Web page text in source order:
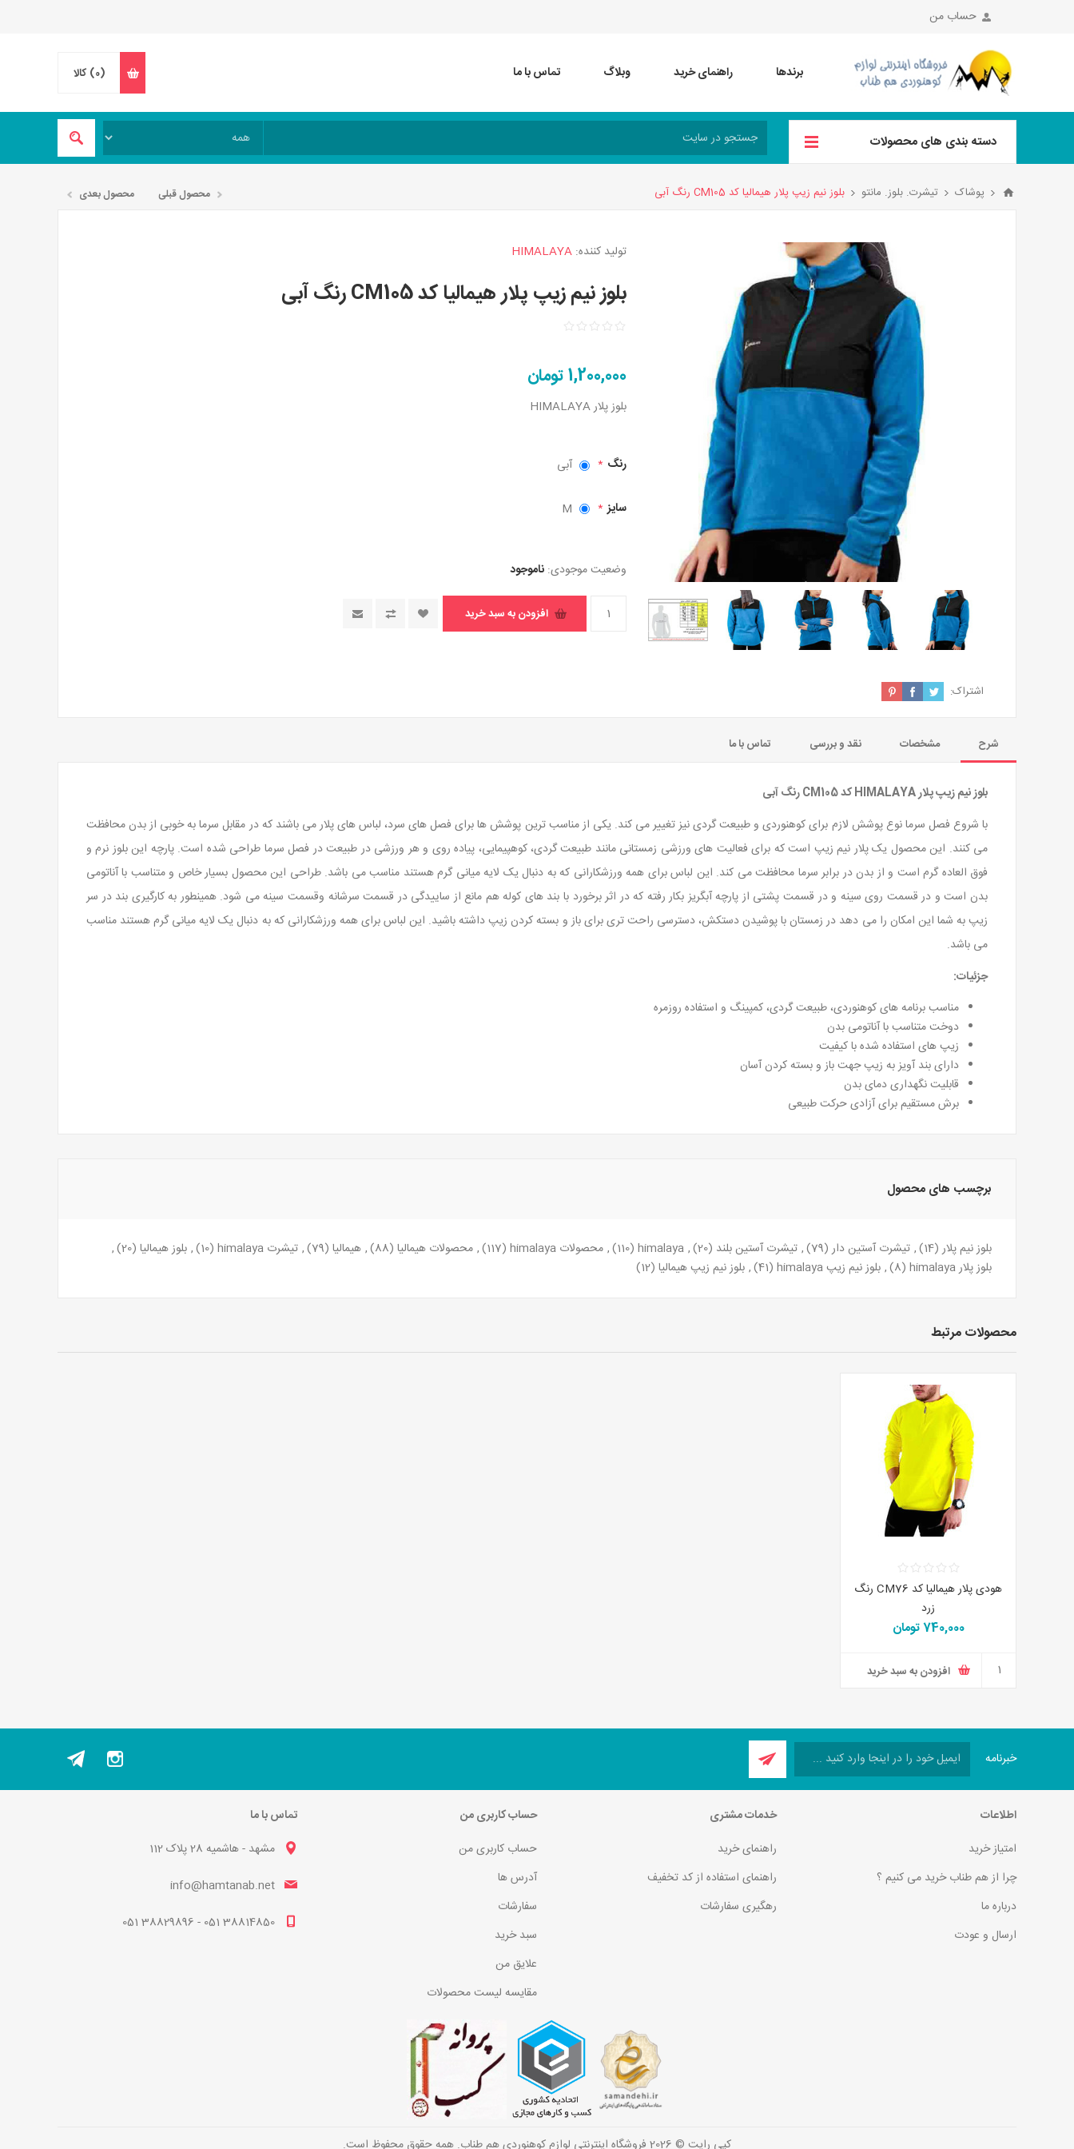
حساب من
برندها راهنمای خرید وبلاگ تماس با ما (0) کالا
دسته بندی های محصولات
پوشاک تیشرت. بلوز. مانتو بلوز نیم زیپ پلار هیمالیا کد CM105 رنگ آبی محصول قبلی محصول بعدی
تولید کننده: HIMALAYA
بلوز نیم زیپ پلار هیمالیا کد CM105 رنگ آبی
1,200,000 تومان
بلوز پلار HIMALAYA
رنگ * آبی
سایز *
M
وضعیت موجودی: ناموجود
اشتراک:
شرح مشخصات نقد و بررسی تماس با ما
بلوز نیم زیپ پلار HIMALAYA کد CM105 رنگ آبی
با شروع فصل سرما نوع پوشش لازم برای کوهنوردی و طبیعت گردی نیز تغییر می کند. یکی از مناسب ترین پوشش ها برای فصل های سرد، لباس های پلار می باشند که در مقابل سرما به خوبی از بدن محافظت
می کنند. این محصول یک پلار نیم زیپ است که برای فعالیت های ورزشی زمستانی مانند طبیعت گردی، کوهپیمایی، پیاده روی و هر ورزشی در طبیعت در فصل سرما طراحی شده است. پارچه این بلوز نرم و
فوق العاده گرم است و از بدن در برابر سرما محافظت می کند. این لباس برای همه ورزشکارانی که به دنبال یک لایه میانی گرم هستند مناسب می باشد. طراحی این محصول بسیار خاص و متناسب با آناتومی
بدن است و در قسمت روی سینه و در قسمت پشتی از پارچه آبگریز بکار رفته که در اثر برخورد با بند های کوله هم مانع از ساییدگی در قسمت سرشانه وقسمت سینه می شود. همینطور به کارگیری بند در سر
زیپ به شما این امکان را می دهد در زمستان با پوشیدن دستکش، دسترسی راحت تری برای باز و بسته کردن زیپ داشته باشید. این لباس برای همه ورزشکارانی که به دنبال یک لایه میانی گرم هستند مناسب
می باشد.
جزئیات:
مناسب برنامه های کوهنوردی، طبیعت گردی، کمپینگ و استفاده روزمره
دوخت متناسب با آناتومی بدن
زیپ های استفاده شده با کیفیت
دارای بند آویز به زیپ جهت باز و بسته کردن آسان
قابلیت نگهداری دمای بدن
برش مستقیم برای آزادی حرکت طبیعی
برچسب های محصول
بلوز نیم پلار (14)
, تیشرت آستین دار (79)
, تیشرت آستین بلند (20)
,
himalaya
(110)
, محصولات himalaya (117)
, محصولات هیمالیا (88)
, هیمالیا (79)
, تیشرت himalaya (10)
, بلوز هیمالیا (20)
,
بلوز پلار himalaya
(8)
, بلوز نیم زیپ himalaya (41)
, بلوز نیم زیپ هیمالیا (12)
محصولات مرتبط
هودی پلار هیمالیا کد CM76 رنگ
زرد
740,000 تومان
افزودن به سبد خرید
خبرنامه
اطلاعات
امتیاز خرید
چرا از هم طناب خرید می کنیم ؟
درباره ما
ارسال و عودت
خدمات مشتری
راهنمای خرید
راهنمای استفاده از کد تخفیف
رهگیری سفارشات
حساب کاربری من
حساب کاربری من
آدرس ها
سفارشات
سبد خرید
علایق من
مقایسه لیست محصولات
تماس با ما
مشهد - هاشمیه 28 پلاک 112
info@hamtanab.net
38814850 051 - 38829896 051
کپی رایت © 2026 فروشگاه اینترنتی لوازم کوهنوردی هم طناب. همه حقوق محفوظ است.